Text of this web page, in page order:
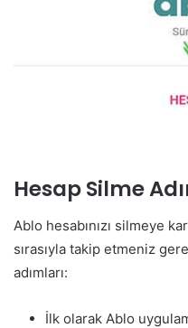
Hesap Silme
Ablo hesabınızı silmeye
sırasıyla takip etmeniz
adımları:
İlk olarak Ablo